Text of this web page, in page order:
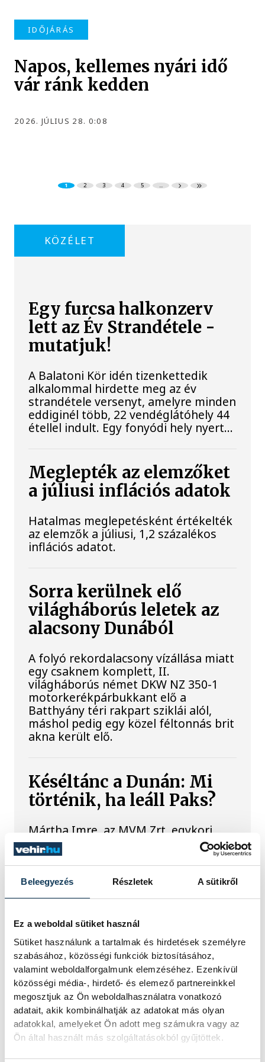
Beleegyezés Részletek A sütikről
Ez a weboldal sütiket használ
Sütiket használunk a tartalmak és hirdetések személyre
szabásához, közösségi funkciók biztosításához,
valamint weboldalforgalmunk elemzéséhez. Ezenkívül
közösségi média-, hirdető- és elemező partnereinkkel
megosztjuk az Ön weboldalhasználatra vonatkozó
adatait, akik kombinálhatják az adatokat más olyan
adatokkal, amelyeket Ön adott meg számukra vagy az
Ön által használt más szolgáltatásokból gyűjtöttek.
IDŐJÁRÁS
Napos, kellemes nyári idő
vár ránk kedden
2026. JÚLIUS 28. 0:08
1 2 3 4 5 ...
KÖZÉLET
Egy furcsa halkonzerv
lett az Év Strandétele -
mutatjuk!
A Balatoni Kör idén tizenkettedik
alkalommal hirdette meg az év
strandétele versenyt, amelyre minden
eddiginél több, 22 vendéglátóhely 44
étellel indult. Egy fonyódi hely nyert...
Meglepték az elemzőket
a júliusi inflációs adatok
Hatalmas meglepetésként értékelték
az elemzők a júliusi, 1,2 százalékos
inflációs adatot.
Sorra kerülnek elő
világháborús leletek az
alacsony Dunából
A folyó rekordalacsony vízállása miatt
egy csaknem komplett, II.
világháborús német DKW NZ 350-1
motorkerékpárbukkant elő a
Batthyány téri rakpart sziklái alól,
máshol pedig egy közel féltonnás brit
akna került elő.
Késéltánc a Dunán: Mi
történik, ha leáll Paks?
Mártha Imre, az MVM Zrt. egykori
vezérigazgatója ATV-n Rónai Egonnak
adott interjújában vázolta fel a Paksi
Atomerőmű előtt álló példátlan
technológiai kihívásokat. A
szakember, aki korábban éveken át
fejlesztésekért és a paksi blokkok
erőmű olyan üzemállapotban van,
amelyre eredetileg nem tervezték.
A Tisza-frakció
kezdeményezte, hogy
jövő kedden legyen az